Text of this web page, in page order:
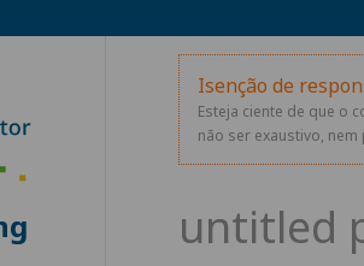
Isenção de
Esteja ciente de que o
não ser exaustivo,